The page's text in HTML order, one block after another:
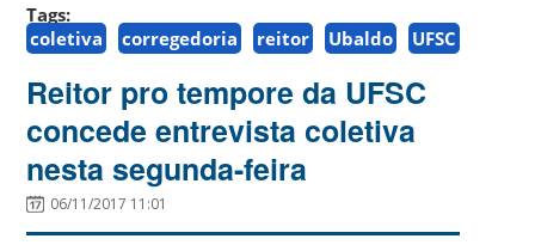
Tags:
coletiva
corregedoria reitor Ubaldo UFSC
Reitor pro tempore da UFSC
concede entrevista coletiva
nesta segunda-feira
06/11/2017 11:01